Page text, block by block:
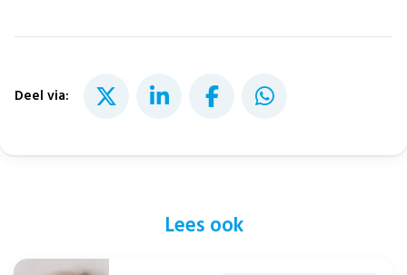
Deel via:
Lees ook